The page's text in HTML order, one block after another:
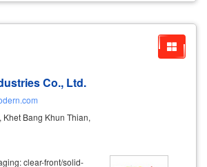
Co., Ltd.
Bang Khun Thian,
clear-front/solid-